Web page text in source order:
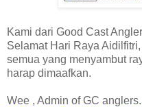
Kami dari Good Cast
Selamat Hari Raya
semua yang menyambut
harap dimaafkan.
Wee , Admin of GC